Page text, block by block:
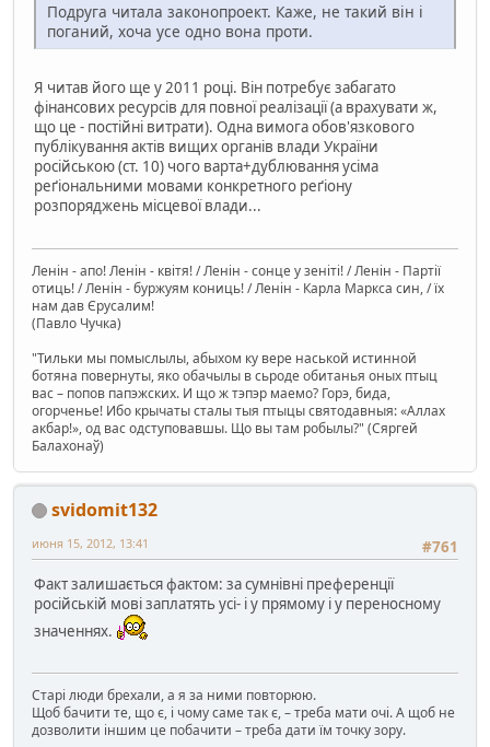
Подруга читала законопроект. Каже, не такий він і
поганий, хоча усе одно вона проти.
Я читав його ще у 2011 році. Він потребує забагато
фінансових ресурсів для повної реалізації (а врахувати ж,
що це - постійні витрати). Одна вимога обов'язкового
публікування актів вищих органів влади України
російською (ст. 10) чого варта+дублювання усіма
реґіональними мовами конкретного реґіону
розпоряджень місцевої влади...
Ленін - апо! Ленін - квітя! / Ленін - сонце у зеніті! / Ленін - Партії
отиць! / Ленін - буржуям кониць! / Ленін - Карла Маркса син, / їх
нам дав Єрусалим!
(Павло Чучка)
"Тильки мы помыслылы, абыхом ку вере наськой истинной
ботяна повернуты, яко обачылы в сьроде обитанья оных птыц
вас – попов папэжских. И що ж тэпэр маемо? Горэ, бида,
огорченье! Ибо крычаты сталы тыя птыцы святодавныя: «Аллах
акбар!», од вас одступовавшы. Що вы там робылы?" (Сяргей
Балахонаў)
svidomit132
#761
июня 15, 2012, 13:41
Факт залишається фактом: за сумнівні преференції
російській мові заплатять усі- і у прямому і у переносному
значеннях.
Старі люди брехали, а я за ними повторюю.
Щоб бачити те, що є, і чому саме так є, – треба мати очі. А щоб не
дозволити іншим це побачити – треба дати їм точку зору.